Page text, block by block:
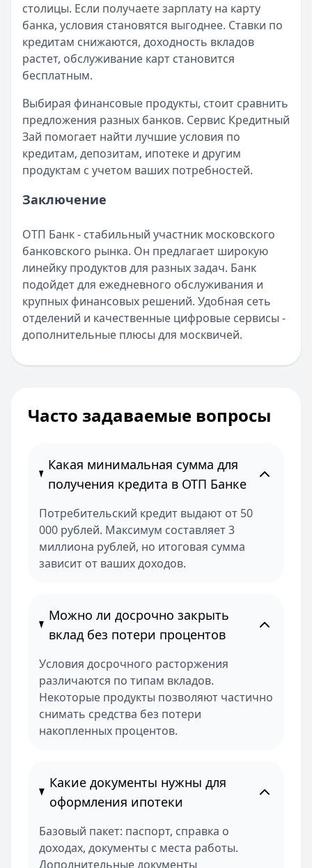
столицы. Если получаете зарплату на карту
банка, условия становятся выгоднее. Ставки по
кредитам снижаются, доходность вкладов
растет, обслуживание карт становится
бесплатным.
Выбирая финансовые продукты, стоит сравнить
предложения разных банков. Сервис Кредитный
Зай помогает найти лучшие условия по
кредитам, депозитам, ипотеке и другим
продуктам с учетом ваших потребностей.
Заключение
ОТП Банк - стабильный участник московского
банковского рынка. Он предлагает широкую
линейку продуктов для разных задач. Банк
подойдет для ежедневного обслуживания и
крупных финансовых решений. Удобная сеть
отделений и качественные цифровые сервисы -
дополнительные плюсы для москвичей.
Часто задаваемые вопросы
Какая минимальная сумма для
получения кредита в ОТП Банке
Потребительский кредит выдают от 50
000 рублей. Максимум составляет 3
миллиона рублей, но итоговая сумма
зависит от ваших доходов.
Можно ли досрочно закрыть
вклад без потери процентов
Условия досрочного расторжения
различаются по типам вкладов.
Некоторые продукты позволяют частично
снимать средства без потери
накопленных процентов.
Какие документы нужны для
оформления ипотеки
Базовый пакет: паспорт, справка о
доходах, документы с места работы.
Дополнительные документы